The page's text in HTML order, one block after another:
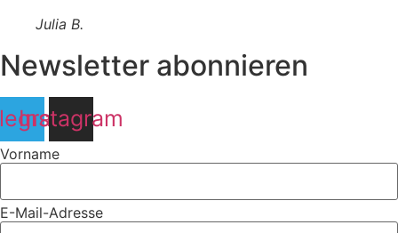
Julia B.
Newsletter abonnieren
Instagram
Vorname
E-Mail-Adresse